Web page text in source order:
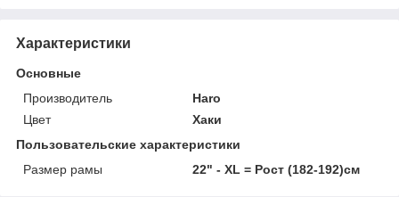
Характеристики
Основные
Производитель
Haro
Цвет
Хаки
Пользовательские характеристики
Размер рамы
22" - XL = Рост (182-192)см